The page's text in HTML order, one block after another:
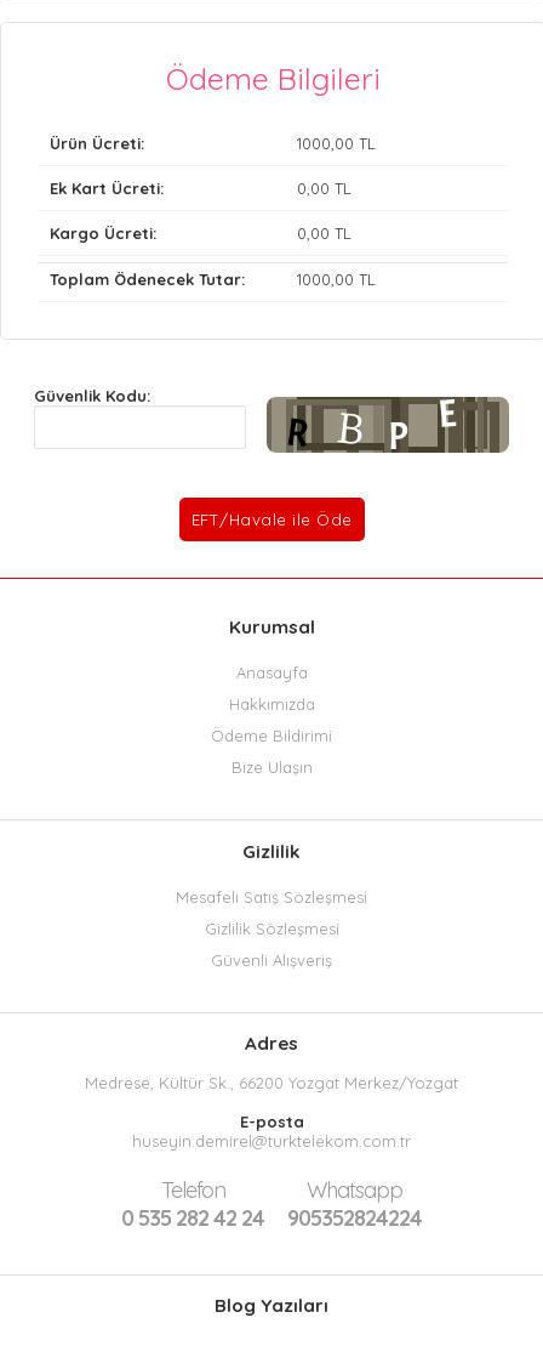
Ödeme Bilgileri
Ürün Ücreti: 1000 ,00 TL
Ek Kart Ücreti: 0 ,00 TL
Kargo Ücreti: 0 ,00 TL
Toplam Ödenecek Tutar: 1000 ,00 TL
Güvenlik Kodu:
Kurumsal
Anasayfa
Hakkımızda
Ödeme Bildirimi
Bize Ulaşın
Gizlilik
Mesafeli Satış Sözleşmesi
Gizlilik Sözleşmesi
Güvenli Alışveriş
Adres
Medrese, Kültür Sk., 66200 Yozgat Merkez/Yozgat
E-posta
huseyin.demirel@turktelekom.com.tr
Telefon
0 535 282 42 24
Whatsapp
905352824224
Blog Yazıları